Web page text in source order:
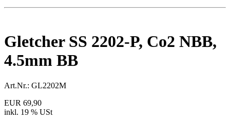
Gletcher SS 2202-P, Co2 NBB,
4.5mm BB
Art.Nr.: GL2202M
EUR 69,90
inkl. 19 % USt